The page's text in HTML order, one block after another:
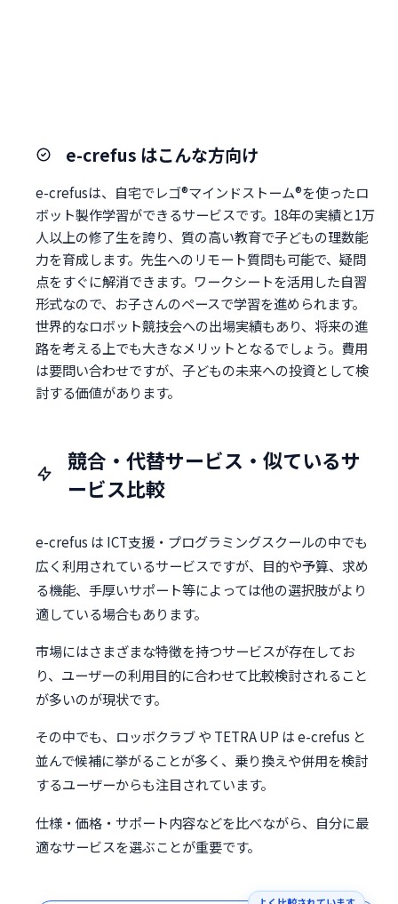
e-crefus はこんな方向け
e-crefusは、自宅でレゴ®マインドストーム®を使ったロ
ボット製作学習ができるサービスです。18年の実績と1万
人以上の修了生を誇り、質の高い教育で子どもの理数能
力を育成します。先生へのリモート質問も可能で、疑問
点をすぐに解消できます。ワークシートを活用した自習
形式なので、お子さんのペースで学習を進められます。
世界的なロボット競技会への出場実績もあり、将来の進
路を考える上でも大きなメリットとなるでしょう。費用
は要問い合わせですが、子どもの未来への投資として検
討する価値があります。
競合・代替サービス・似ているサ
ービス比較
e-crefus は ICT支援・プログラミングスクールの中でも
広く利用されているサービスですが、目的や予算、求め
る機能、手厚いサポート等によっては他の選択肢がより
適している場合もあります。
市場にはさまざまな特徴を持つサービスが存在してお
り、ユーザーの利用目的に合わせて比較検討されること
が多いのが現状です。
その中でも、ロッボクラブ や TETRA UP は e-crefus と
並んで候補に挙がることが多く、乗り換えや併用を検討
するユーザーからも注目されています。
仕様・価格・サポート内容などを比べながら、自分に最
適なサービスを選ぶことが重要です。